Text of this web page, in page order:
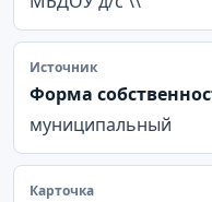
Источник
Форма
муниципальный
Карточка